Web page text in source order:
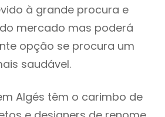
à grande procura e
mercado mas poderá
opção se procura um
saudável.
Algés têm o carimbo de